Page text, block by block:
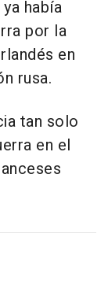
había
por la
en
rusa.
tan solo
en el